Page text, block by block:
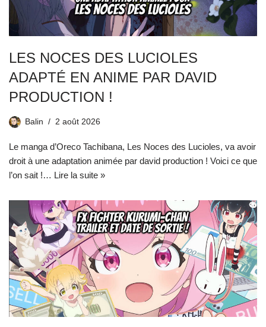
LES NOCES DES LUCIOLES
ADAPTÉ EN ANIME PAR DAVID
PRODUCTION !
Balin 2 août 2026
Le manga d’Oreco Tachibana, Les Noces des Lucioles, va avoir
droit à une adaptation animée par david production ! Voici ce que
l’on sait !… Lire la suite »